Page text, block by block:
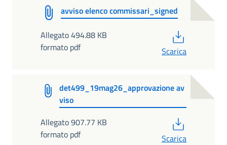
avviso elenco commissari_signed
Allegato 494.88 KB
formato pdf
Scarica
det499_19mag26_approvazione av
viso
Allegato 907.77 KB
formato pdf
Scarica